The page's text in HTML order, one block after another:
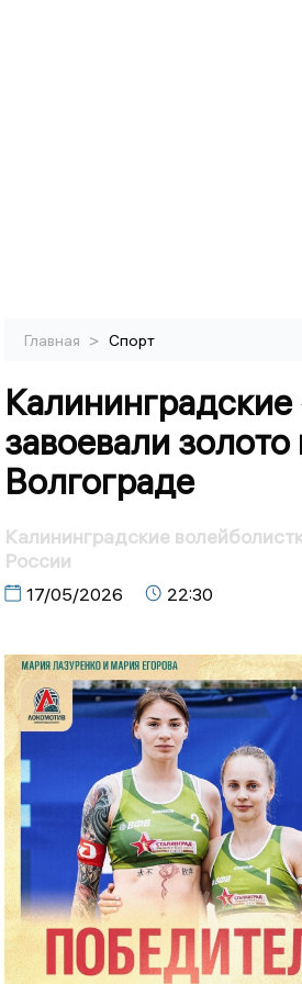
Главная > Спорт
завоевали
Волгограде
Калининградские
России
17/05/2026 22:30